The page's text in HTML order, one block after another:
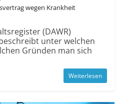
wegen Krankheit
(DAWR)
unter welchen
Gründen man sich
Weiterlesen